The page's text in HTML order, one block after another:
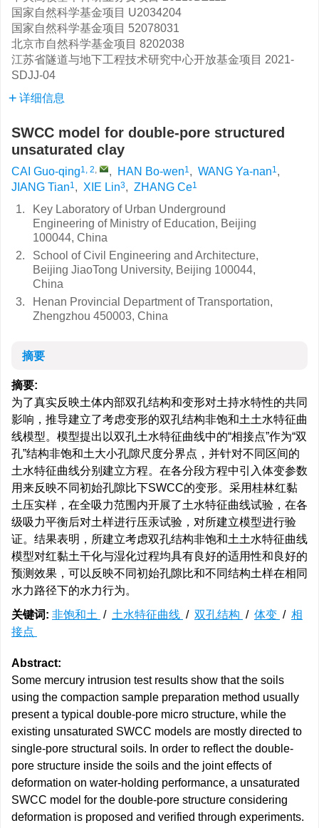
国家自然科学基金项目 U2034204
国家自然科学基金项目 52078031
北京市自然科学基金项目 8202038
江苏省隧道与地下工程技术研究中心开放基金项目 2021-
SDJJ-04
详细信息
SWCC model for double-pore structured
unsaturated clay
CAI Guo-qing1, 2, , HAN Bo-wen1, WANG Ya-nan1,
JIANG Tian1, XIE Lin3, ZHANG Ce1
1.
Key Laboratory of Urban Underground
Engineering of Ministry of Education, Beijing
100044, China
2.
School of Civil Engineering and Architecture,
Beijing JiaoTong University, Beijing 100044,
China
3.
Henan Provincial Department of Transportation,
Zhengzhou 450003, China
摘要
摘要:
为了真实反映土体内部双孔结构和变形对土持水特性的共同
影响，推导建立了考虑变形的双孔结构非饱和土土水特征曲
线模型。模型提出以双孔土水特征曲线中的“相接点”作为“双
孔”结构非饱和土大小孔隙尺度分界点，并针对不同区间的
土水特征曲线分别建立方程。在各分段方程中引入体变参数
用来反映不同初始孔隙比下SWCC的变形。采用桂林红黏
土压实样，在全吸力范围内开展了土水特征曲线试验，在各
级吸力平衡后对土样进行压汞试验，对所建立模型进行验
证。结果表明，所建立考虑双孔结构非饱和土土水特征曲线
模型对红黏土干化与湿化过程均具有良好的适用性和良好的
预测效果，可以反映不同初始孔隙比和不同结构土样在相同
水力路径下的水力行为。
关键词: 非饱和土 / 土水特征曲线 / 双孔结构 / 体变 / 相
接点
Abstract:
Some mercury intrusion test results show that the soils
using the compaction sample preparation method usually
present a typical double-pore micro structure, while the
existing unsaturated SWCC models are mostly directed to
single-pore structural soils. In order to reflect the double-
pore structure inside the soils and the joint effects of
deformation on water-holding performance, a unsaturated
SWCC model for the double-pore structure considering
deformation is proposed and verified through experiments.